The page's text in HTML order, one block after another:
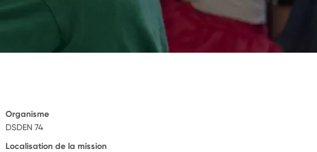
Organisme
DSDEN 74
Localisation de la mission